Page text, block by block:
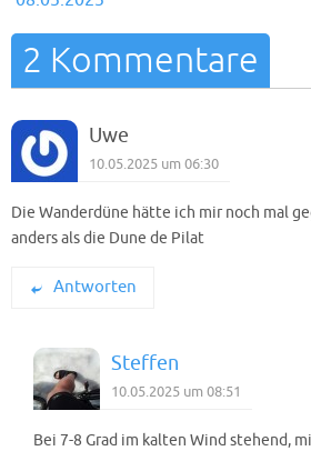
2 Kommentare
Uwe
10.05.2025 um 06:30
Die Wanderdüne hätte ich mir noch mal
anders als die Dune de Pilat
Antworten
Steffen
10.05.2025 um 08:51
Bei 7-8 Grad im kalten Wind stehend,